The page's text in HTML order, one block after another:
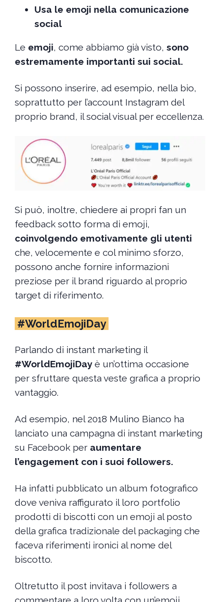
Usa le emoji nella comunicazione
social
Le emoji, come abbiamo già visto, sono
estremamente importanti sui social.
Si possono inserire, ad esempio, nella bio,
soprattutto per l’account Instagram del
proprio brand, il social visual per eccellenza.
Si può, inoltre, chiedere ai propri fan un
feedback sotto forma di emoji,
coinvolgendo emotivamente gli utenti
che, velocemente e col minimo sforzo,
possono anche fornire informazioni
preziose per il brand riguardo al proprio
target di riferimento.
#WorldEmojiDay
Parlando di instant marketing il
#WorldEmojiDayè un’ottima occasione
per sfruttare questa veste grafica a proprio
vantaggio.
Ad esempio, nel 2018 Mulino Bianco ha
lanciato una campagna di instant marketing
su Facebook per aumentare
l’engagement con i suoi followers.
Ha infatti pubblicato un album fotografico
dove veniva raffigurato il loro portfolio
prodotti di biscotti con un emoji al posto
della grafica tradizionale del packaging che
faceva riferimenti ironici al nome del
biscotto.
Oltretutto il post invitava i followers a